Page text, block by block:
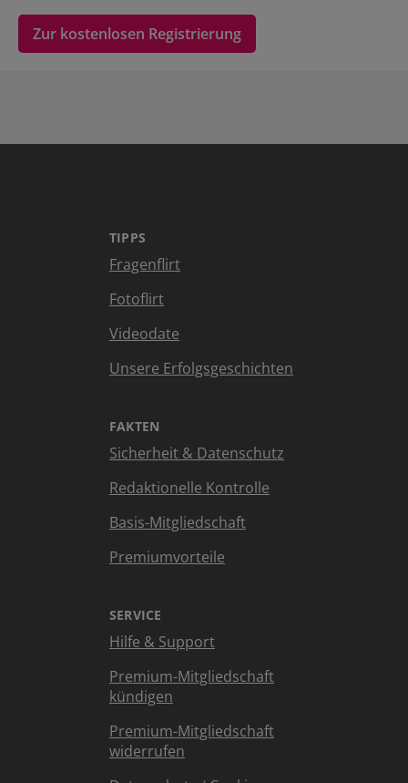
Zur kostenlosen Registrierung
TIPPS
Fragenflirt
Fotoflirt
Videodate
Unsere Erfolgsgeschichten
FAKTEN
Sicherheit & Datenschutz
Redaktionelle Kontrolle
Basis-Mitgliedschaft
Premiumvorteile
SERVICE
Hilfe & Support
Premium-Mitgliedschaft
kündigen
Premium-Mitgliedschaft
widerrufen